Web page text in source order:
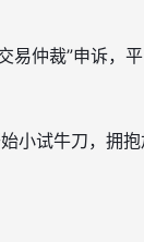
仲裁”申诉，平
小试牛刀，拥